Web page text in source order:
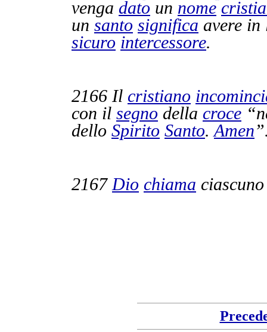
venga dato un nome
un santo significa avere
sicuro intercessore.
2166 Il cristiano
con il segno della croce
dello Spirito Santo. Amen
2167 Dio chiama